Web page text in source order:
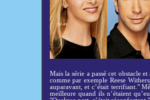
Mais la série a passé cet obstacle
comme par exemple Reese
auparavant, et c’était terrifiant."
meilleure quand ils n’étaient